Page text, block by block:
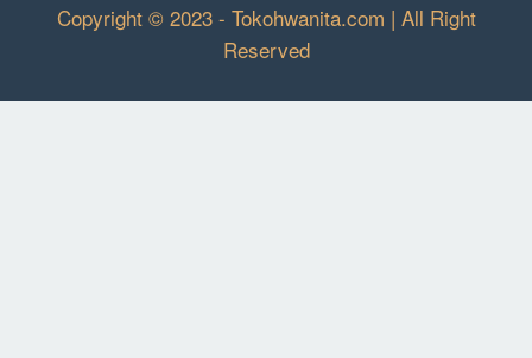
Copyright © 2023 - Tokohwanita.com | All Right
Reserved